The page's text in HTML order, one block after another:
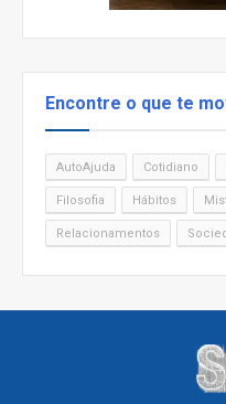
Encontre o que te
AutoAjuda Cotidiano
Filosofia Hábitos
Relacionamentos